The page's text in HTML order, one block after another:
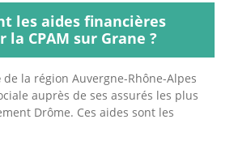
les aides financières
CPAM sur Grane ?
de la région Auvergne-Rhône-Alpes
auprès de ses assurés les plus
Drôme. Ces aides sont les